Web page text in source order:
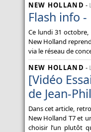
NEW HOLLAND -
Flash info
Ce lundi 31
New Holland
via le réseau de
NEW HOLLAND -
[Vidéo
de Jean-
Dans cet article,
New Holland T7 et
choisir l’un plutôt